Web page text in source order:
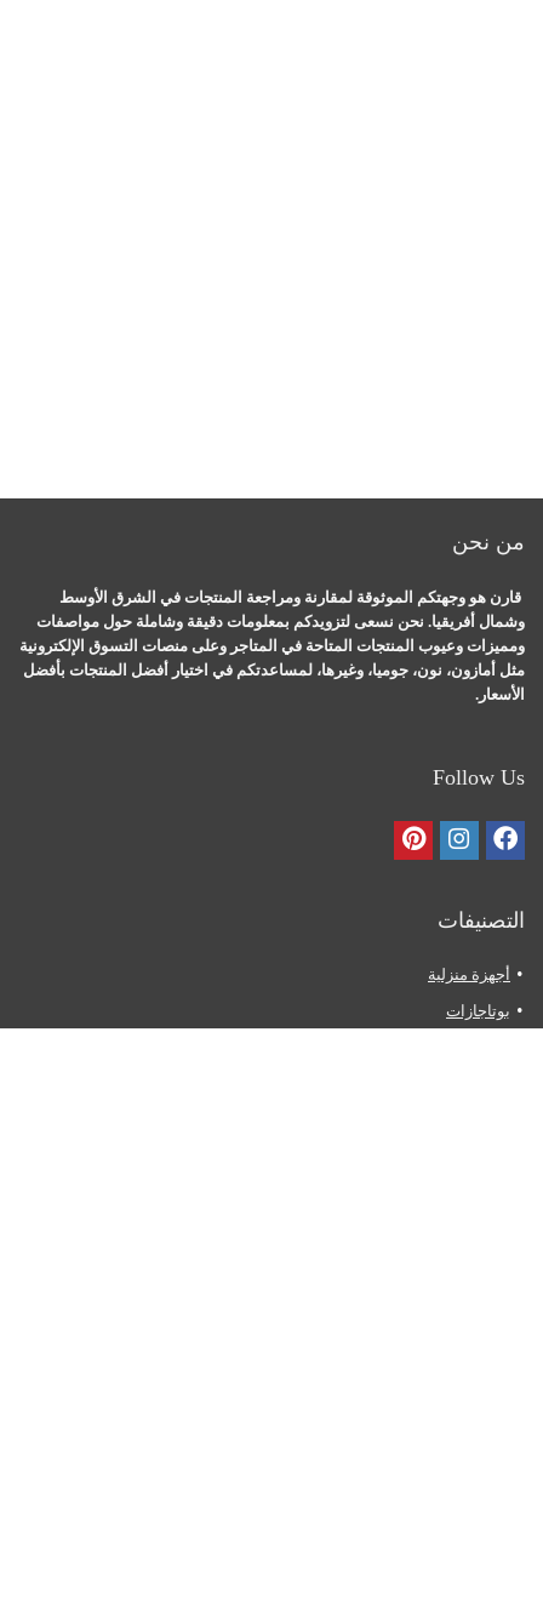
من نحن
قارن هو وجهتكم الموثوقة لمقارنة ومراجعة المنتجات في الشرق الأوسط
وشمال أفريقيا. نحن نسعى لتزويدكم بمعلومات دقيقة وشاملة حول مواصفات
ومميزات وعيوب المنتجات المتاحة في المتاجر وعلى منصات التسوق الإلكترونية
مثل أمازون، نون، جوميا، وغيرها، لمساعدتكم في اختيار أفضل المنتجات بأفضل
الأسعار.
Follow Us
التصنيفات
أجهزة منزلية
بوتاجازات